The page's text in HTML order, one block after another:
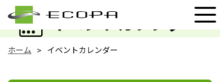
イベントカレンダー
EVENT
ホーム イベントカレンダー